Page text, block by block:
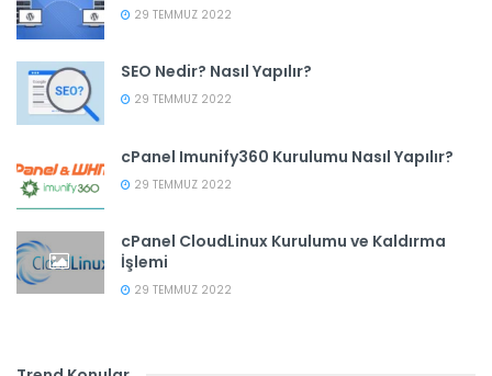
29 TEMMUZ 2022
SEO Nedir? Nasıl Yapılır?
29 TEMMUZ 2022
cPanel Imunify360 Kurulumu Nasıl Yapılır?
29 TEMMUZ 2022
cPanel CloudLinux Kurulumu ve Kaldırma
İşlemi
29 TEMMUZ 2022